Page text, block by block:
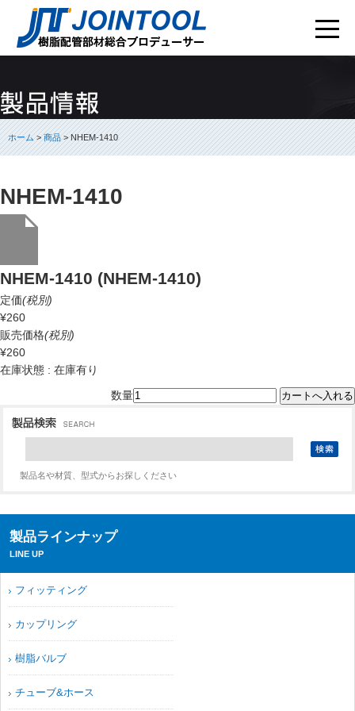
ホーム>商品> NHEM-1410
NHEM-1410
NHEM-1410 (NHEM-1410)
定価(税別)
¥260
販売価格(税別)
¥260
在庫状態 : 在庫有り
数量
製品名や材質、型式からお探しください
製品ラインナップ
LINE UP
フィッティング
カップリング
樹脂バルブ
チューブ&ホース